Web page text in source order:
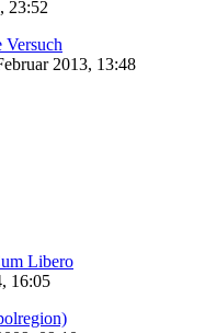
23:52
Versuch
2013, 13:48
Libero
16:05